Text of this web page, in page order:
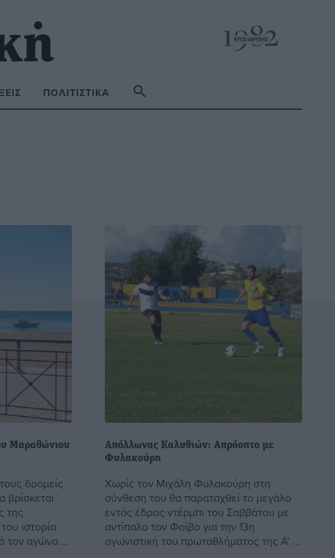
ΠΟΛΙΤΙΣΤΙΚΆ
Μαραθώνιου
δρομείς
της
ιστορία
τον αγώνα ...
Απόλλωνας Καλυθιών: Απρόοπτο με
Φυλακούρη
Χωρίς τον Μιχάλη Φυλακούρη στη
σύνθεση του θα παραταχθεί το μεγάλο
εντός έδρας ντέρμπι του Σαββάτου με
αντίπαλο τον Φοίβο για την 13η
αγωνιστική του πρωταθλήματος της Α’ ...